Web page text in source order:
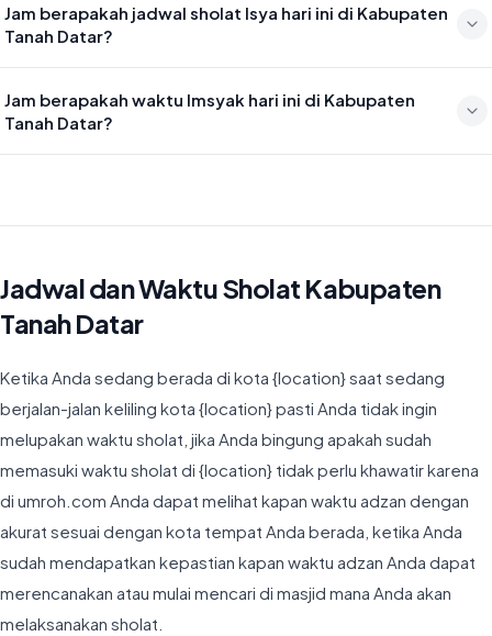
18:29
Jam berapakah jadwal sholat Isya hari ini di Kabupaten
Tanah Datar?
Jam berapakah waktu Imsyak hari ini di Kabupaten
Tanah Datar?
Jadwal dan Waktu Sholat Kabupaten
Tanah Datar
Ketika Anda sedang berada di kota {location} saat sedang
berjalan-jalan keliling kota {location} pasti Anda tidak ingin
melupakan waktu sholat, jika Anda bingung apakah sudah
memasuki waktu sholat di {location} tidak perlu khawatir karena
di umroh.com Anda dapat melihat kapan waktu adzan dengan
akurat sesuai dengan kota tempat Anda berada, ketika Anda
sudah mendapatkan kepastian kapan waktu adzan Anda dapat
merencanakan atau mulai mencari di masjid mana Anda akan
melaksanakan sholat.